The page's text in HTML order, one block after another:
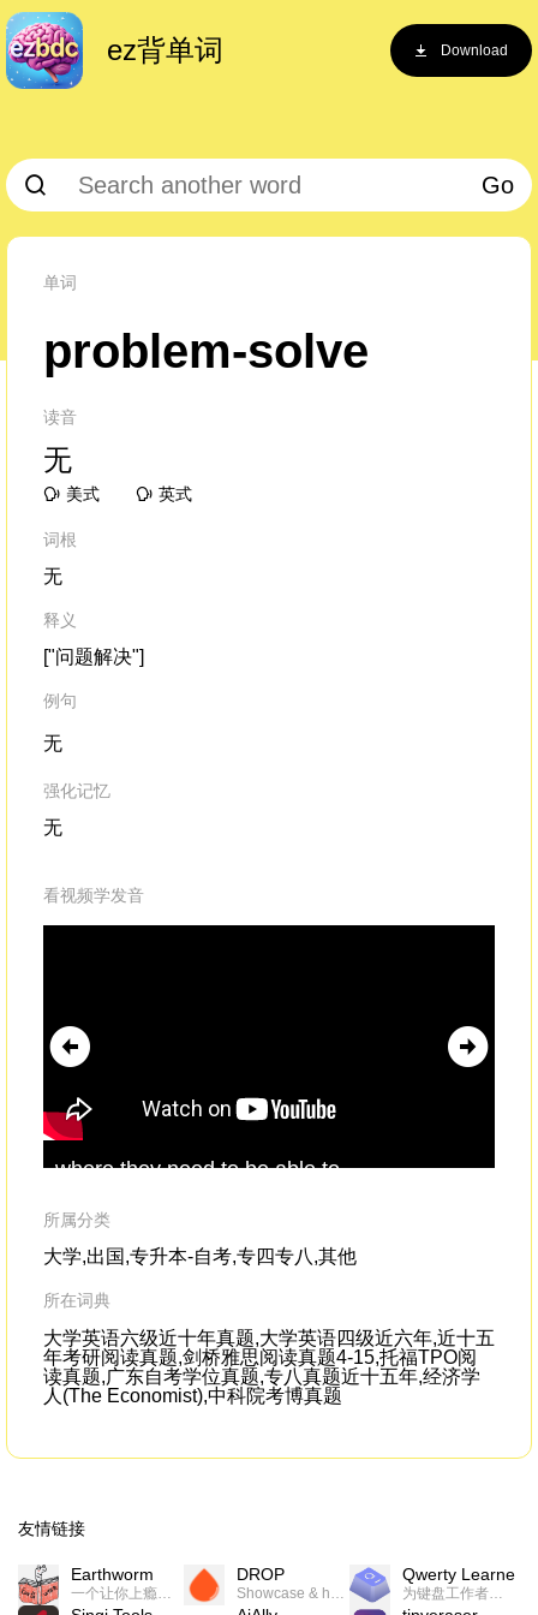
ez背单词 Download
Go
单词
problem-solve
读音
无
美式 英式
词根
无
释义
["问题解决"]
例句
无
强化记忆
无
看视频学发音
where they need to be able to
solve.And that has caused teacher-student
relationships
所属分类
大学,出国,专升本-自考,专四专八,其他
所在词典
大学英语六级近十年真题,大学英语四级近六年,近十五
年考研阅读真题,剑桥雅思阅读真题4-15,托福TPO阅
读真题,广东自考学位真题,专八真题近十五年,经济学
人(The Economist),中科院考博真题
友情链接
Earthworm DROP Qwerty Learner
为键盘工作者设计的单词与肌肉记忆锻炼软件